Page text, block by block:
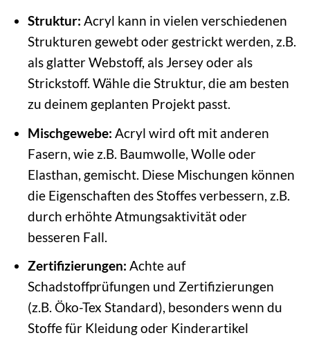
Struktur: Acryl kann in vielen verschiedenen
Strukturen gewebt oder gestrickt werden, z.B.
als glatter Webstoff, als Jersey oder als
Strickstoff. Wähle die Struktur, die am besten
zu deinem geplanten Projekt passt.
Mischgewebe: Acryl wird oft mit anderen
Fasern, wie z.B. Baumwolle, Wolle oder
Elasthan, gemischt. Diese Mischungen können
die Eigenschaften des Stoffes verbessern, z.B.
durch erhöhte Atmungsaktivität oder
besseren Fall.
Zertifizierungen: Achte auf
Schadstoffprüfungen und Zertifizierungen
(z.B. Öko-Tex Standard), besonders wenn du
Stoffe für Kleidung oder Kinderartikel